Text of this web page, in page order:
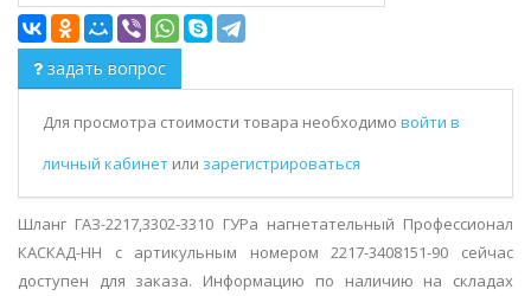
задать вопрос
Для просмотра стоимости товара необходимо войти в
личный кабинет или зарегистрироваться
Шланг ГАЗ-2217,3302-3310 ГУРа нагнетательный Профессионал
КАСКАД-НН с артикульным номером 2217-3408151-90 сейчас
доступен для заказа. Информацию по наличию на складах